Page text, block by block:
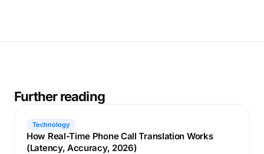
Further reading
Technology
How Real-Time Phone Call Translation Works
(Latency, Accuracy, 2026)